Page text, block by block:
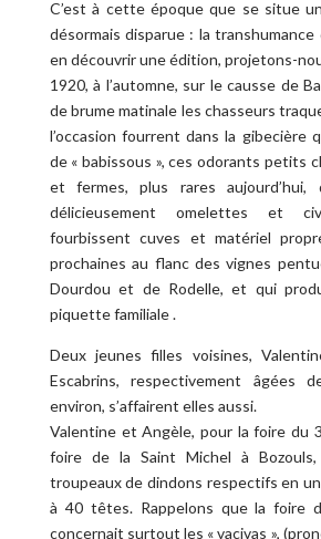
C’est à cette époque que se situe
désormais disparue : la
en découvrir une édition, projetons-
1920, à l’automne, sur le causse de
de brume matinale les chasseurs
l’occasion fourrent dans la gibecière
de « babissous », ces odorants petits
et fermes, plus rares aujourd’hui,
délicieusement omelettes et
fourbissent cuves et matériel
prochaines au flanc des vignes
Dourdou et de Rodelle, et qui
piquette familiale .
Deux jeunes filles voisines,
Escabrins, respectivement
environ, s’affairent elles aussi.
Valentine et Angèle, pour la foire du
foire de la Saint Michel à
troupeaux de dindons respectifs en un
à 40 têtes. Rappelons que la foire
concernait surtout les « vacivas »,